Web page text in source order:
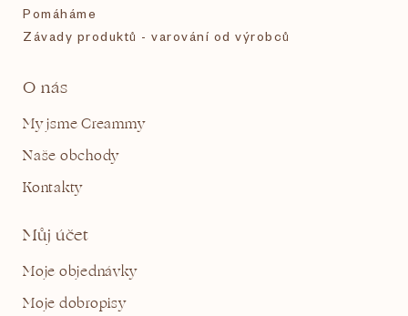
Pomáháme
Závady produktů - varování od výrobců
O nás
My jsme Creammy
Naše obchody
Kontakty
Můj účet
Moje objednávky
Moje dobropisy